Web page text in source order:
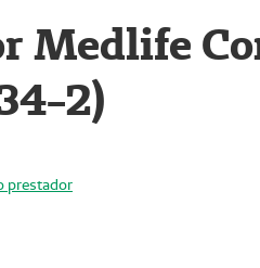
Medlife
2)
prestador